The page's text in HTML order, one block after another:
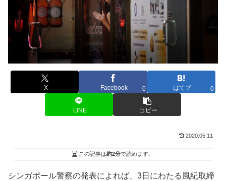
X Facebook 0 はてブ 0
LINE コピー
2020.05.11
この記事は約2分で読めます。
シンガポール警察の発表によれば、3日にわたる風紀取締